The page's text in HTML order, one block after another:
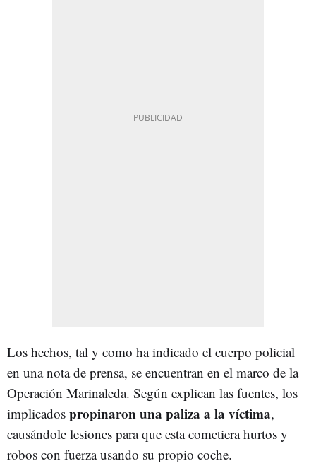
Los hechos, tal y como ha indicado el cuerpo policial
en una nota de prensa, se encuentran en el marco de la
Operación Marinaleda. Según explican las fuentes, los
implicados propinaron una paliza a la víctima,
causándole lesiones para que esta cometiera hurtos y
robos con fuerza usando su propio coche.